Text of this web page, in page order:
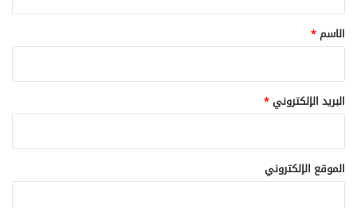
*
الاسم*
البريد الإلكتروني*
الموقع الإلكتروني